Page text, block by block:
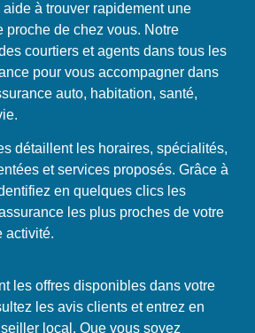
à trouver rapidement une
proche de chez vous. Notre
courtiers et agents dans tous les
pour vous accompagner dans
auto, habitation, santé,
détaillent les horaires, spécialités,
et services proposés. Grâce à
en quelques clics les
les plus proches de votre
activité.
les offres disponibles dans votre
les avis clients et entrez en
local. Que vous soyez